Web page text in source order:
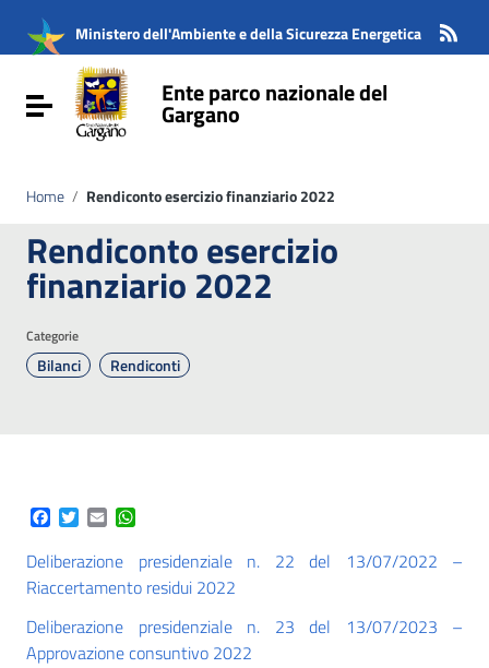
Vai al menu di navigazione
Vai al footer
Ministero dell'Ambiente e della Sicurezza Energetica
Attiva / disattiva la navigazioneEnte parco nazionale del
Gargano
Home / Rendiconto esercizio finanziario 2022
Rendiconto esercizio
finanziario 2022
Categorie
Bilanci Rendiconti
Facebook
Twitter
Email
Deliberazione presidenziale n. 22 del 13/07/2022 –
Riaccertamento residui 2022
Deliberazione presidenziale n. 23 del 13/07/2023 –
Approvazione consuntivo 2022